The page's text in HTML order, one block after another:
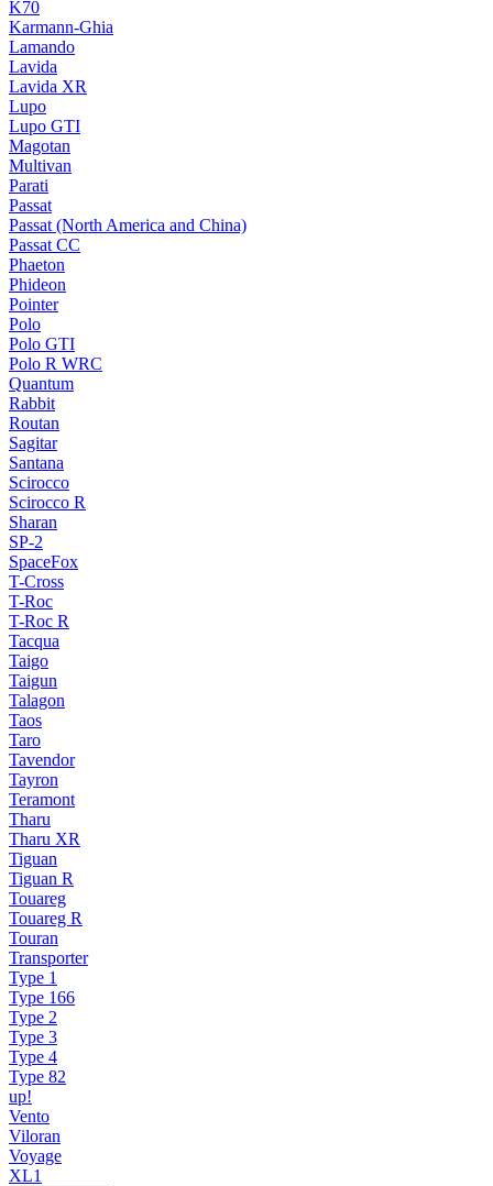
K70
Karmann-Ghia
Lamando
Lavida
Lavida XR
Lupo
Lupo GTI
Magotan
Multivan
Parati
Passat
Passat (North America and China)
Passat CC
Phaeton
Phideon
Pointer
Polo
Polo GTI
Polo R WRC
Quantum
Rabbit
Routan
Sagitar
Santana
Scirocco
Scirocco R
Sharan
SP-2
SpaceFox
T-Cross
T-Roc
T-Roc R
Tacqua
Taigo
Taigun
Talagon
Taos
Taro
Tavendor
Tayron
Teramont
Tharu
Tharu XR
Tiguan
Tiguan R
Touareg
Touareg R
Touran
Transporter
Type 1
Type 166
Type 2
Type 3
Type 4
Type 82
up!
Vento
Viloran
Voyage
XL1